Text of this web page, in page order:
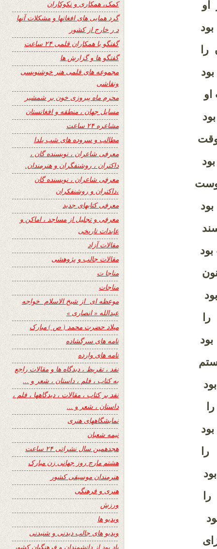
کمک، همکاری و نکوکاران
گرد همایی های افغانها و مشکلات آنها
د ر خارج از کشور
گفتگو با همکاران قلمی ۲۴ ساعت
گفتگو ها و گزارش ها
مجموعه های قلمی هنر خوشنویسی
ونقاشی
محرم ماه پیروزی خون بر شمشیر
مسایل جهان ، منطقه و افغانستان
مشاعره ۲۴ ساعت
مطالب و سروده های شب یلدا
معرفی شاعران ، نویسنده گان ،
داکتران ، روشنفگران و هنرمندان.
معرفی شاعران ، نویسنده گان
،داکتران و روشنفکران
معرفی کتابهای جدید
معرفی و تجلیل از مساجد ، اماکن و
عابدات تاریخی
مقالات آزاد
مقالات جالب و پژوهشی
مناجا ت
مناجات
موعظه ای از شیخ الاسلام خواجه
عبدالله « انصاری »
میلاد حضرت محمد ( ص ) مبارک
نامه های سرگشاده
نامه های وارده
نفد ، تقریظ ، دیدگاه ها و مقالات راجع
به کتاب ، فلم ، داستان ، شعر و …
نفد بر کتاب ، مقالات ، دیدگاهها ، فلم ،
داستان ، شعر و …
نمایشگاههای هنری
نیمه شعبان
هجدهمین سال نشراتی ۲۴ ساعت
هشتم مارچ روز جهانی زن مبارک
هنرمندان موسیقی کشور
هنری و فرهنگی
ورزش
ویدیو ها
ویدیو های جالب دیدنی و شنیدنی
یاد بود از دانشمندان و فرهنگیان کشور